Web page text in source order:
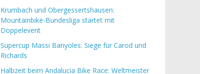
Krumbach und Obergessertshausen:
Mountainbike-Bundesliga startet mit
Doppelevent
Supercup Massi Banyoles: Siege für Carod und
Richards
Halbzeit beim Andalucia Bike Race: Weltmeister